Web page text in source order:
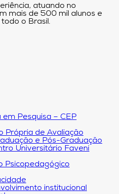
atuando no
mais de 500 mil alunos e
o Brasil.
Pesquisa – CEP
Própria de Avaliação
e Pós-Graduação
Universitário Faveni
Psicopedagógico
institucional